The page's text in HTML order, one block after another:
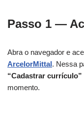
Passo 1 —
Abra o navegador e
ArcelorMittal. Nessa
“Cadastrar currículo”
momento.